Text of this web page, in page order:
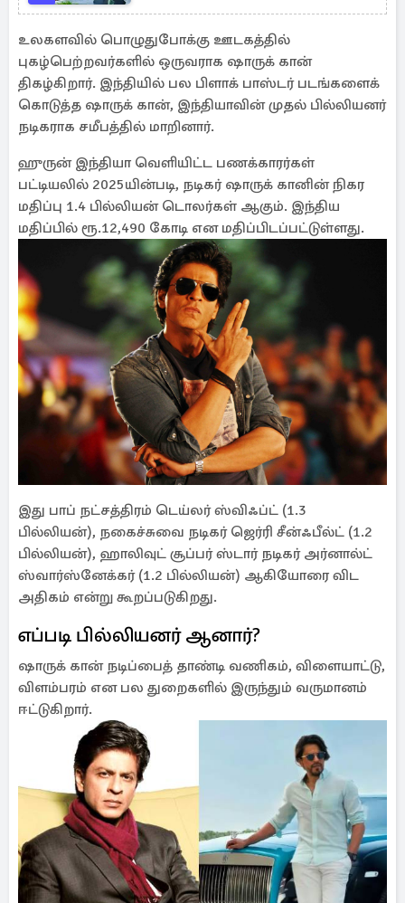
உலகளவில் பொழுதுபோக்கு ஊடகத்தில்
புகழ்பெற்றவர்களில் ஒருவராக ஷாருக் கான்
திகழ்கிறார். இந்தியில் பல பிளாக் பாஸ்டர் படங்களைக்
கொடுத்த ஷாருக் கான், இந்தியாவின் முதல் பில்லியனர்
நடிகராக சமீபத்தில் மாறினார்.
ஹுருன் இந்தியா வெளியிட்ட பணக்காரர்கள்
பட்டியலில் 2025யின்படி, நடிகர் ஷாருக் கானின் நிகர
மதிப்பு 1.4 பில்லியன் டொலர்கள் ஆகும். இந்திய
மதிப்பில் ரூ.12,490 கோடி என மதிப்பிடப்பட்டுள்ளது.
இது பாப் நட்சத்திரம் டெய்லர் ஸ்விஃப்ட் (1.3
பில்லியன்), நகைச்சுவை நடிகர் ஜெர்ரி சீன்ஃபீல்ட் (1.2
பில்லியன்), ஹாலிவுட் சூப்பர் ஸ்டார் நடிகர் அர்னால்ட்
ஸ்வார்ஸ்னேக்கர் (1.2 பில்லியன்) ஆகியோரை விட
அதிகம் என்று கூறப்படுகிறது.
எப்படி பில்லியனர் ஆனார்?
ஷாருக் கான் நடிப்பைத் தாண்டி வணிகம், விளையாட்டு,
விளம்பரம் என பல துறைகளில் இருந்தும் வருமானம்
ஈட்டுகிறார்.